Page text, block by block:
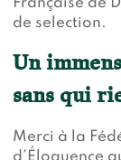
Française de
de selection.
Un
sans qui
Merci à la
d’Éloquence